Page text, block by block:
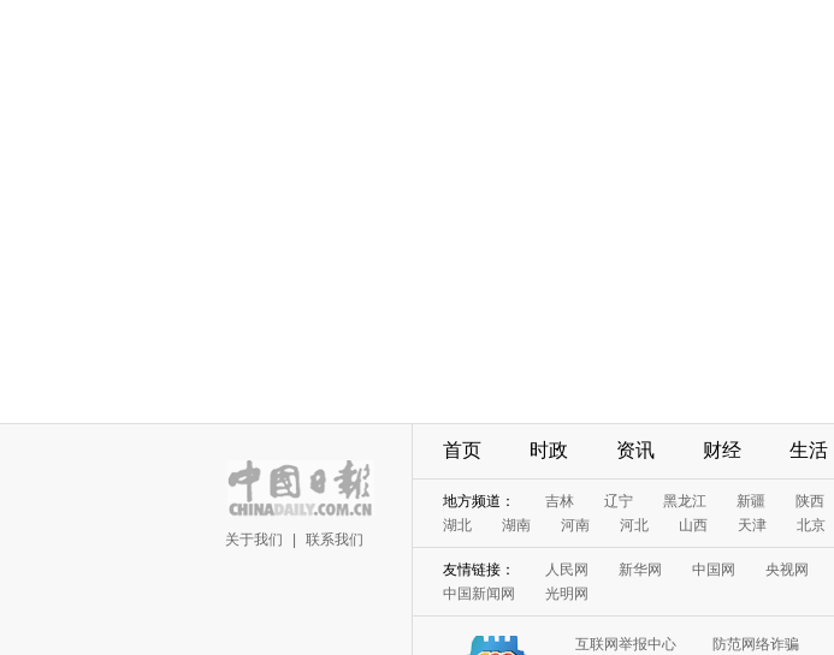
关于我们 联系我们
首页 时政 资讯 财经 生活
地方频道： 吉林 辽宁 黑龙江 新疆 陕西
湖北
湖南 河南 河北 山西 天津 北京
友情链接： 人民网 新华网 中国网 央视网
中国新闻网
光明网
互联网举报中心 防范网络诈骗